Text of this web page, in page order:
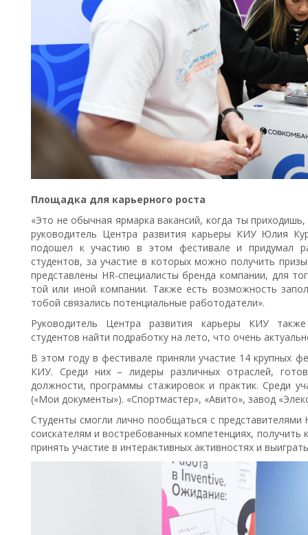
Площадка для карьерного роста
«Это не обычная ярмарка вакансий, когда ты
руководитель Центра развития карьеры КИУ Юлия
подошел к участию в этом фестивале и придумал
студентов, за участие в которых можно получить
представлены HR-специалисты бренда компании, для
той или иной компании. Также есть возможность
тобой связались потенциальные работодатели».
Руководитель Центра развития карьеры КИУ
студентов найти подработку на лето, что очень
В этом году в фестивале приняли участие 14 крупных
КИУ. Среди них – лидеры различных отраслей,
должности, программы стажировок и практик. Среди
(«Мои документы»). «Спортмастер», «Авито», завод
Студенты смогли лично пообщаться с представителями
соискателям и востребованных компетенциях, получить
принять участие в интерактивных активностях и